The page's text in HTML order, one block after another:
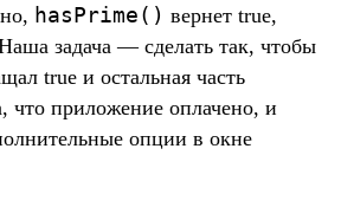
hasPrime() вернет true,
задача — сделать так, чтобы
true и остальная часть
что приложение оплачено, и
опции в окне